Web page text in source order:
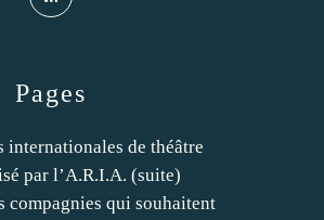
Pages
internationales de théâtre
par l’A.R.I.A. (suite)
compagnies qui souhaitent